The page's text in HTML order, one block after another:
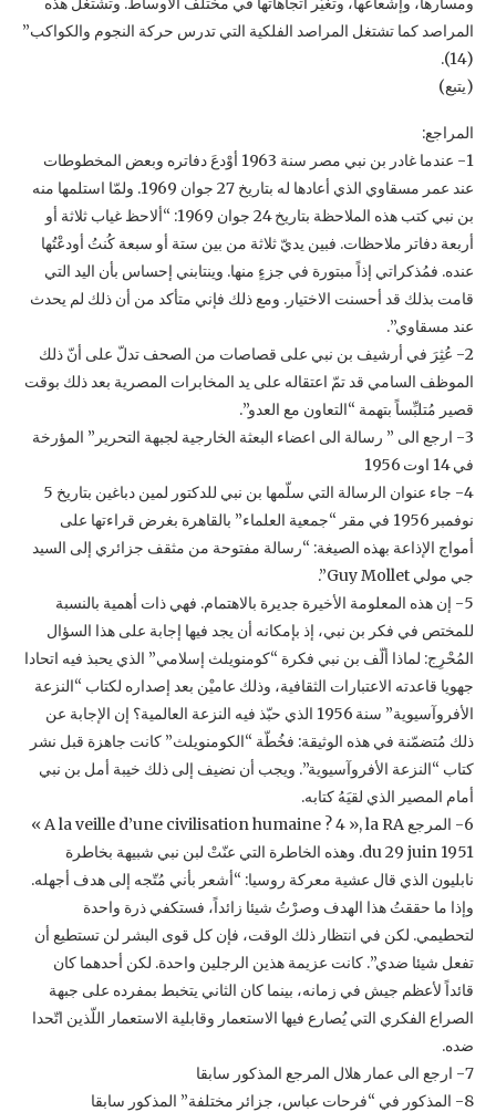
المراصد كما تشتغل المراصد الفلكية التي تدرس حركة النجوم ‏والكواكب”
(14).‏
‏(يتبع)‏
المراجع:‏
‏1-‏ عندما غادر بن نبي مصر سنة 1963 أوْدعَ دفاتره وبعض المخطوطات
عند عمر مسقاوي الذي أعادها له بتاريخ ‏‏27 جوان 1969. ولمّا استلمها منه
بن نبي كتب هذه الملاحظة بتاريخ 24 جوان 1969: “ألاحظ غياب ثلاثة أو
‏أربعة دفاتر ملاحظات. فبين يديّ ثلاثة من بين ستة أو سبعة كُنتُ أودعْتُها
عنده. فمُذكراتي إذاً مبتورة في جزءٍ ‏منها. وينتابني إحساس بأن اليد التي
قامت بذلك قد أحسنت الاختيار. ومع ذلك فإني متأكد من أن ذلك لم يحدث
عند ‏مسقاوي”.‏
‏2-‏ عُثِرَ في أرشيف بن نبي على قصاصات من الصحف تدلّ على أنّ ذلك
الموظف السامي قد تمّ اعتقاله على يد ‏المخابرات المصرية بعد ذلك بوقت
قصير مُتلبِّساً بتهمة “التعاون مع العدو”.‏
‏3-‏ ارجع الى ” رسالة الى اعضاء البعثة الخارجية لجبهة التحرير” المؤرخة
في 14 اوت 1956‏
‏4-‏ جاء عنوان الرسالة التي سلّمها بن نبي للدكتور لمين دباغين بتاريخ 5
نوفمبر 1956 في مقر “جمعية العلماء” ‏بالقاهرة بغرض قراءتها على
أمواج الإذاعة بهذه الصيغة: “رسالة مفتوحة من مثقف جزائري إلى السيد
جي مولي ‏Guy Mollet‏”.‏
‏5-‏ إن هذه المعلومة الأخيرة جديرة بالاهتمام. فهي ذات أهمية بالنسبة
للمختص في فكر بن نبي، إذ بإمكانه أن يجد فيها ‏إجابة على هذا السؤال
المُحْرِج: لماذا ألّف بن نبي فكرة “كومنويلث إسلامي” الذي يحبذ فيه اتحادا
جهويا قاعدته ‏الاعتبارات الثقافية، وذلك عاميْن بعد إصداره لكتاب “النزعة
الأفروآسيوية” سنة 1956 الذي حبّذ فيه النزعة ‏العالمية؟ إن الإجابة عن
ذلك مُتضمّنة في هذه الوثيقة: فخُطّة “الكومنويلث” كانت جاهزة قبل نشر
كتاب “النزعة ‏الأفروآسيوية”. ويجب أن نضيف إلى ذلك خيبة أمل بن نبي
أمام المصير الذي لقيَهُ كتابه.‏
‏6-‏ المرجع ‏‎« A la veille d’une civilisation humaine ? 4 », la RA
du 29 juin 1951‎‏. وهذه الخاطرة ‏التي عنّتْ لبن نبي شبيهة بخاطرة
نابليون الذي قال عشية معركة روسيا: “أشعر بأني مُتّجه إلى هدف أجهله.
وإذا ما ‏حققتُ هذا الهدف وصرْتُ شيئا زائداً، فستكفي ذرة واحدة
لتحطيمي. لكن في انتظار ذلك الوقت، فإن كل قوى البشر ‏لن تستطيع أن
تفعل شيئا ضدي”. كانت عزيمة هذين الرجلين واحدة. لكن أحدهما كان
قائداً لأعظم جيش في زمانه، ‏بينما كان الثاني يتخبط بمفرده على جبهة
الصراع الفكري التي يُصارع فيها الاستعمار وقابلية الاستعمار اللّذين ‏اتّحدا
ضده.‏